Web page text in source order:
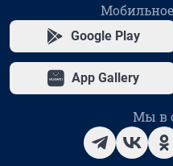
Google Play
App Gallery
Мы в